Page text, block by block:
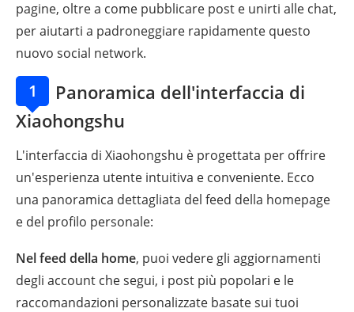
pagine, oltre a come pubblicare post e unirti alle chat,
per aiutarti a padroneggiare rapidamente questo
nuovo social network.
1
Panoramica dell'interfaccia di
Xiaohongshu
L'interfaccia di Xiaohongshu è progettata per offrire
un'esperienza utente intuitiva e conveniente. Ecco
una panoramica dettagliata del feed della homepage
e del profilo personale:
Nel feed della home, puoi vedere gli aggiornamenti
degli account che segui, i post più popolari e le
raccomandazioni personalizzate basate sui tuoi